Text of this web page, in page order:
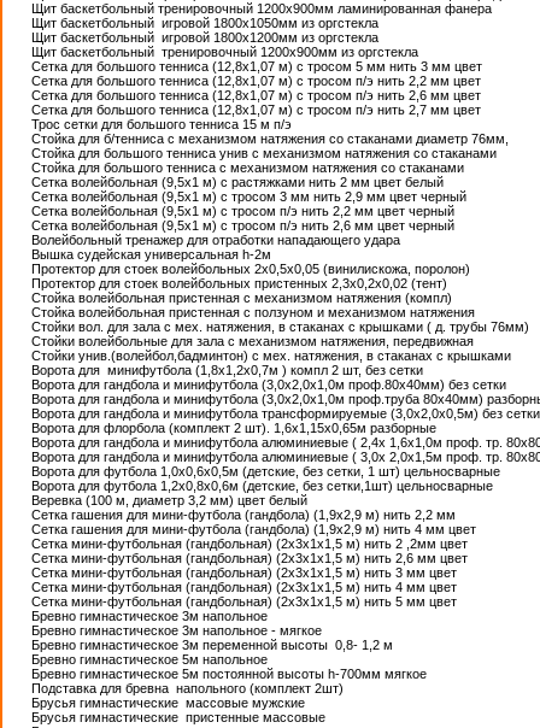
Щит баскетбольный тренировочный 1200х900мм ламинированная фанера
Щит баскетбольный игровой 1800х1050мм из оргстекла
Щит баскетбольный игровой 1800х1200мм из оргстекла
Щит баскетбольный тренировочный 1200х900мм из оргстекла
Сетка для большого тенниса (12,8х1,07 м) с тросом 5 мм нить 3 мм цвет
Сетка для большого тенниса (12,8х1,07 м) с тросом п/э нить 2,2 мм цвет
Сетка для большого тенниса (12,8х1,07 м) с тросом п/э нить 2,6 мм цвет
Сетка для большого тенниса (12,8х1,07 м) с тросом п/э нить 2,7 мм цвет
Трос сетки для большого тенниса 15 м п/э
Стойка для б/тенниса с механизмом натяжения со стаканами диаметр 76мм,
Стойка для большого тенниса унив с механизмом натяжения со стаканами
Стойка для большого тенниса с механизмом натяжения со стаканами
Сетка волейбольная (9,5х1 м) с растяжками нить 2 мм цвет белый
Сетка волейбольная (9,5х1 м) с тросом 3 мм нить 2,9 мм цвет черный
Сетка волейбольная (9,5х1 м) с тросом п/э нить 2,2 мм цвет черный
Сетка волейбольная (9,5х1 м) с тросом п/э нить 2,6 мм цвет черный
Волейбольный тренажер для отработки нападающего удара
Вышка судейская универсальная h-2м
Протектор для стоек волейбольных 2х0,5х0,05 (винилискожа, поролон)
Протектор для стоек волейбольных пристенных 2,3х0,2х0,02 (тент)
Стойка волейбольная пристенная с механизмом натяжения (компл)
Стойка волейбольная пристенная с ползуном и механизмом натяжения
Стойки вол. для зала с мех. натяжения, в стаканах с крышками ( д. трубы 76мм)
Стойки волейбольные для зала с механизмом натяжения, передвижная
Стойки унив.(волейбол,бадминтон) с мех. натяжения, в стаканах с крышками
Ворота для минифутбола (1,8х1,2х0,7м ) компл 2 шт, без сетки
Ворота для гандбола и минифутбола (3,0х2,0х1,0м проф.80х40мм) без сетки
Ворота для гандбола и минифутбола (3,0х2,0х1,0м проф.труба 80х40мм)
Ворота для гандбола и минифутбола трансформируемые (3,0х2,0х0,5м) без
Ворота для флорбола (комплект 2 шт). 1,6х1,15х0,65м разборные
Ворота для гандбола и минифутбола алюминиевые ( 2,4х 1,6х1,0м проф. тр.
Ворота для гандбола и минифутбола алюминиевые ( 3,0х 2,0х1,5м проф. тр.
Ворота для футбола 1,0х0,6х0,5м (детские, без сетки, 1 шт) цельносварные
Ворота для футбола 1,2х0,8х0,6м (детские, без сетки,1шт) цельносварные
Веревка (100 м, диаметр 3,2 мм) цвет белый
Сетка гашения для мини-футбола (гандбола) (1,9х2,9 м) нить 2,2 мм
Сетка гашения для мини-футбола (гандбола) (1,9х2,9 м) нить 4 мм цвет
Сетка мини-футбольная (гандбольная) (2х3х1х1,5 м) нить 2 ,2мм цвет
Сетка мини-футбольная (гандбольная) (2х3х1х1,5 м) нить 2,6 мм цвет
Сетка мини-футбольная (гандбольная) (2х3х1х1,5 м) нить 3 мм цвет
Сетка мини-футбольная (гандбольная) (2х3х1х1,5 м) нить 4 мм цвет
Сетка мини-футбольная (гандбольная) (2х3х1х1,5 м) нить 5 мм цвет
Бревно гимнастическое 3м напольное
Бревно гимнастическое 3м напольное - мягкое
Бревно гимнастическое 3м переменной высоты 0,8- 1,2 м
Бревно гимнастическое 5м напольное
Бревно гимнастическое 5м постоянной высоты h-700мм мягкое
Подставка для бревна напольного (комплект 2шт)
Брусья гимнастические массовые мужские
Брусья гимнастические пристенные массовые